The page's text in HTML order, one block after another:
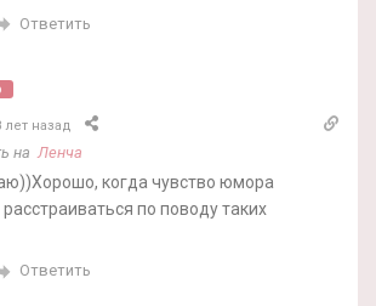
Ответить
лет назад
наЛенча
когда чувство юмора
по поводу таких
Ответить